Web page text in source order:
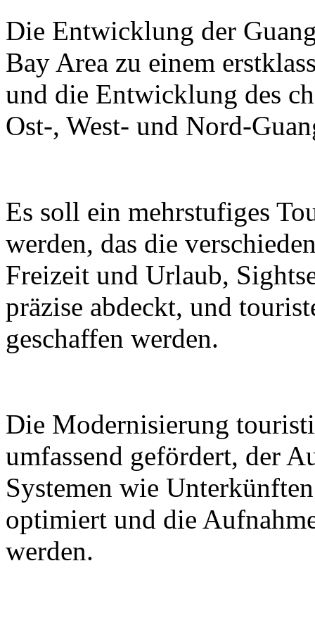
Die Entwicklung der
Bay Area zu einem
und die Entwicklung des
Ost-, West- und Nord-
Es soll ein mehrstufiges
werden, das die
Freizeit und Urlaub,
präzise abdeckt, und
geschaffen werden.
Die Modernisierung
umfassend gefördert, der
Systemen wie
optimiert und die
werden.